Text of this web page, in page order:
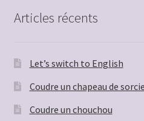
Articles récents
Let’s switch to English
Coudre un chapeau de
Coudre un chouchou